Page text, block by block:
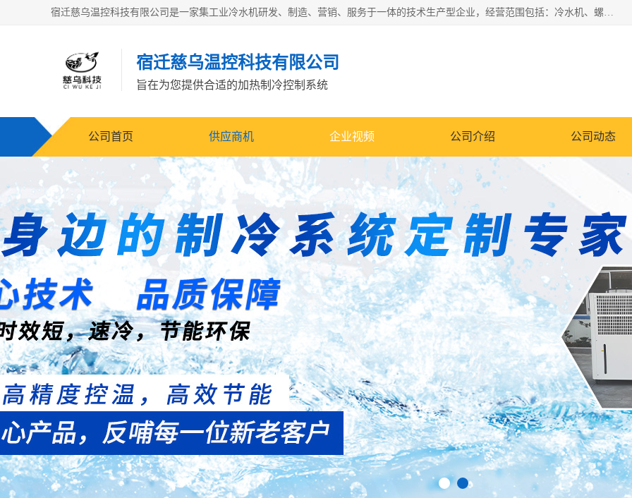
宿迁慈乌温控科技有限公司是一家集工业冷水机研发、制造、营销、服务于一体的技术生产型企业，经营范围包括：冷水机、螺杆式冷水机组、工业冷水机、水冷式冷水机、风冷式冷水机组、风冷螺杆式冷冻机组、冷冻机、注塑专用冷水机、混泥土专用冷水机、低温防爆冷水机组等。专业温控设备供应商 模温机/冷水机/导热油炉定制服务等
宿迁慈乌温控科技有限公司
旨在为您提供合适的加热制冷控制系统
公司首页 供应商机 企业视频 公司介绍 公司动态